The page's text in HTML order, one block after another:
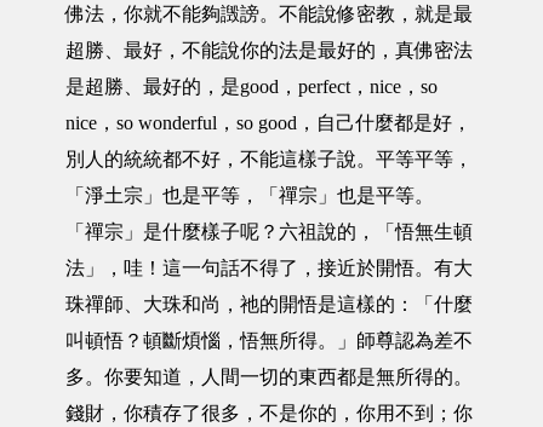
佛法，你就不能夠譭謗。不能說修密教，就是最
超勝、最好，不能說你的法是最好的，真佛密法
是超勝、最好的，是good，perfect，nice，so
nice，so wonderful，so good，自己什麼都是好，
別人的統統都不好，不能這樣子說。平等平等，
「淨土宗」也是平等，「禪宗」也是平等。
「禪宗」是什麼樣子呢？六祖說的，「悟無生頓
法」，哇！這一句話不得了，接近於開悟。有大
珠禪師、大珠和尚，祂的開悟是這樣的：「什麼
叫頓悟？頓斷煩惱，悟無所得。」師尊認為差不
多。你要知道，人間一切的東西都是無所得的。
錢財，你積存了很多，不是你的，你用不到；你